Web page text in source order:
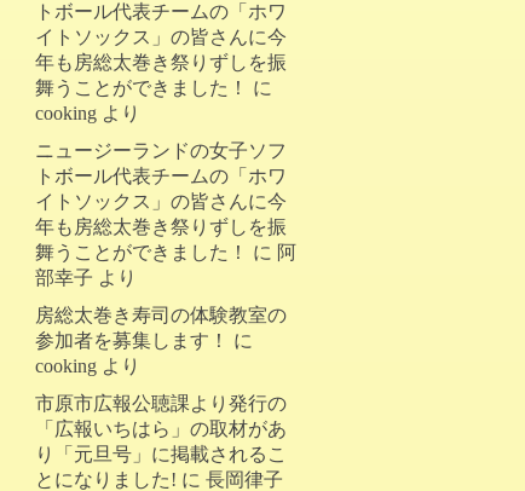
トボール代表チームの「ホワ
イトソックス」の皆さんに今
年も房総太巻き祭りずしを振
舞うことができました！
に
cooking より
ニュージーランドの女子ソフ
トボール代表チームの「ホワ
イトソックス」の皆さんに今
年も房総太巻き祭りずしを振
舞うことができました！
に 阿
部幸子 より
房総太巻き寿司の体験教室の
参加者を募集します！
に
cooking より
市原市広報公聴課より発行の
「広報いちはら」の取材があ
り「元旦号」に掲載されるこ
とになりました! に 長岡律子